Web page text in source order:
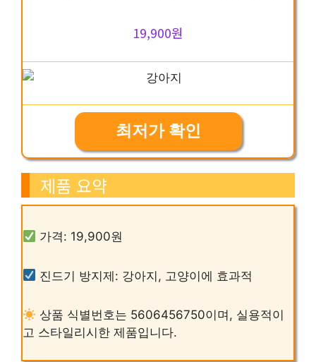
19,900원
최저가 확인
제품 요약
가격: 19,900원
진드기 방지제: 강아지, 고양이에 효과적
상품 식별번호는 5606456750이며, 실용적이
고 스타일리시한 제품입니다.